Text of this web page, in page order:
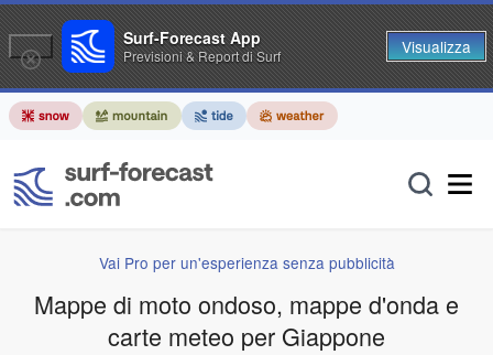
Vai Pro per un'esperienza senza pubblicità
Mappe di moto ondoso, mappe d'onda e
carte meteo per Giappone
Surf-Forecast App
Previsioni & Report di Surf Visualizza